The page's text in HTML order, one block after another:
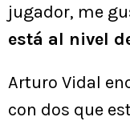
jugador, me
está al nivel
Arturo Vidal
con dos que